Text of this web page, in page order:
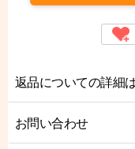
返品についての詳細
お問い合わせ